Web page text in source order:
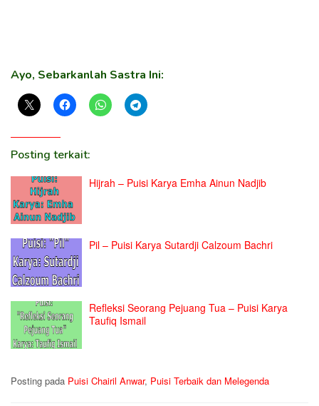
Ayo, Sebarkanlah Sastra Ini:
Posting terkait:
Hijrah – Puisi Karya Emha Ainun Nadjib
Pil – Puisi Karya Sutardji Calzoum Bachri
Refleksi Seorang Pejuang Tua – Puisi Karya
Taufiq Ismail
Posting pada Puisi Chairil Anwar, Puisi Terbaik dan Melegenda